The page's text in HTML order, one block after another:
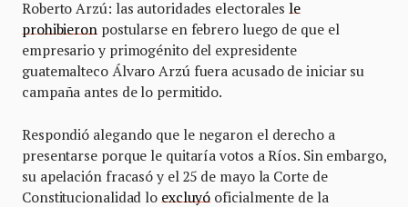
Roberto Arzú: las autoridades electorales le
prohibieron postularse en febrero luego de que el
empresario y primogénito del expresidente
guatemalteco Álvaro Arzú fuera acusado de iniciar su
campaña antes de lo permitido.
Respondió alegando que le negaron el derecho a
presentarse porque le quitaría votos a Ríos. Sin embargo,
su apelación fracasó y el 25 de mayo la Corte de
Constitucionalidad lo excluyó oficialmente de la